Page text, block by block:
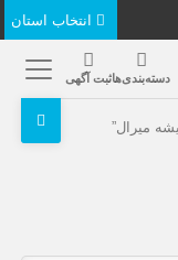
دسته‌بندی‌هاثبت آگهی
میرال”